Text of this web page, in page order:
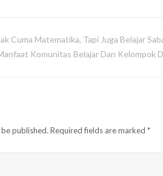
Cuma Matematika, Tapi Juga Belajar
Komunitas Belajar Dan Kelompok
published. Required fields are marked *